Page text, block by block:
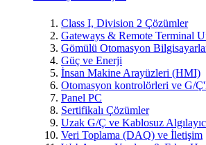
Class I, Division 2 Çözümler
Gateways & Remote Terminal
Gömülü Otomasyon
Güç ve Enerji
İnsan Makine Arayüzleri (HMI)
Otomasyon kontrolörleri ve G/
Panel PC
Sertifikalı Çözümler
Uzak G/Ç ve Kablosuz
Veri Toplama (DAQ) ve İletişim